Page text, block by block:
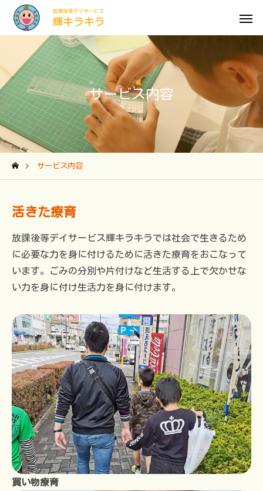
サービス内容
サービス内容
活きた療育
放課後等デイサービス輝キラキラでは社会で生きるため
に必要な力を身に付けるために活きた療育をおこなって
います。ごみの分別や片付けなど生活する上で欠かせな
い力を身に付け生活力を身に付けます。
買い物療育